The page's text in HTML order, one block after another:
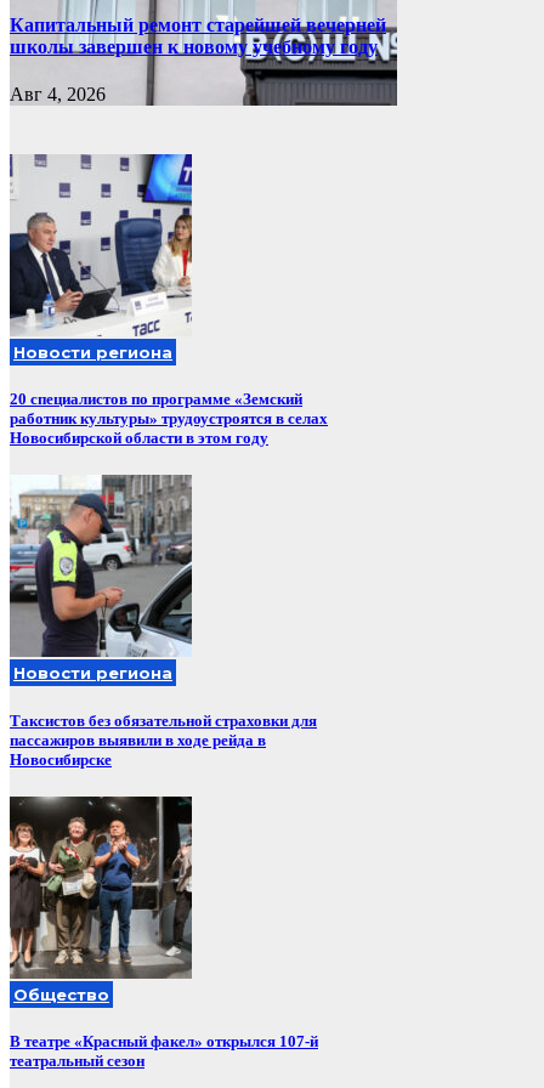
Капитальный ремонт старейшей вечерней
школы завершен к новому учебному году
Авг 4, 2026
Новости региона
20 специалистов по программе «Земский
работник культуры» трудоустроятся в селах
Новосибирской области в этом году
Новости региона
Таксистов без обязательной страховки для
пассажиров выявили в ходе рейда в
Новосибирске
Общество
В театре «Красный факел» открылся 107-й
театральный сезон